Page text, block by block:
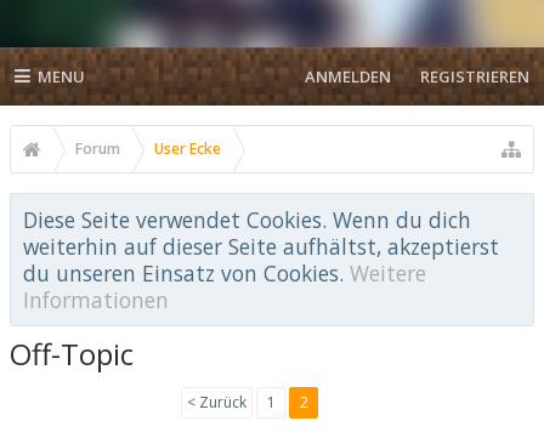
MENU ANMELDEN REGISTRIEREN
Forum User Ecke
Diese Seite verwendet Cookies. Wenn du dich
weiterhin auf dieser Seite aufhältst, akzeptierst
du unseren Einsatz von Cookies. Weitere
Informationen
Off-Topic
< Zurück 1 2